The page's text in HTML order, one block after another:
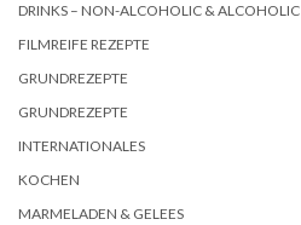
DRINKS – NON-ALCOHOLIC & ALCOHOLIC
FILMREIFE REZEPTE
GRUNDREZEPTE
GRUNDREZEPTE
INTERNATIONALES
KOCHEN
MARMELADEN & GELEES